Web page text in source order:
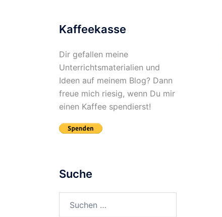
Kaffeekasse
Dir gefallen meine
Unterrichtsmaterialien und
Ideen auf meinem Blog? Dann
freue mich riesig, wenn Du mir
einen Kaffee spendierst!
Suche
nach: